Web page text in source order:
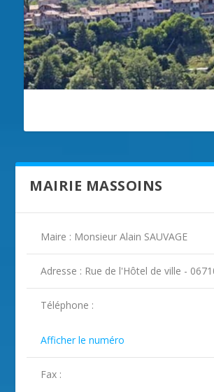
ILLUSTRATION MASSOINS ( 2 )
ILLUSTRATION MASSOINS ( 3 )
ILLUSTRATION MASSOINS ( 4 )
ILLUSTRATION MASSOINS ( 5 )
ILLUSTRATION MASSOINS ( 6 )
ILLUSTRATION MASSOINS ( 7 )
MAIRIE MASSOINS
Maire : Monsieur Alain SAUVAGE
Adresse : Rue de l'Hôtel de ville -
Téléphone :
Afficher le numéro
Fax :